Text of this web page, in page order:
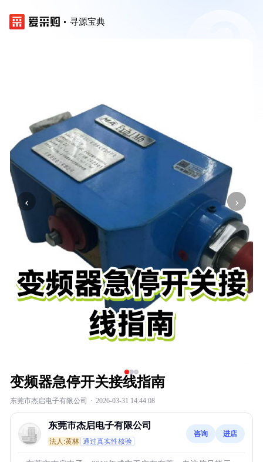
寻源宝典
‹ ›
变频器急停开关接线指南
东莞市杰启电子有限公司 · 2026-03-31 14:44:08
东莞市杰启电子有限公司
法人:黄林 通过真实性核验
咨询 进店